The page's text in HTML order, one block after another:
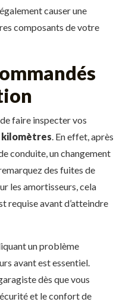
causer une
composants de votre
faire inspecter vos
kilomètres . En effet, après
conduite, un changement
des fuites de
les amortisseurs, cela
requise avant d’atteindre
un problème
avant est essentiel.
dès que vous
et le confort de